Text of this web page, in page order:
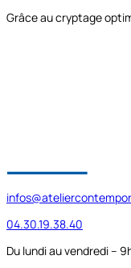
Grâce au cryptage
04.30.19.38.40
Du lundi au vendredi –